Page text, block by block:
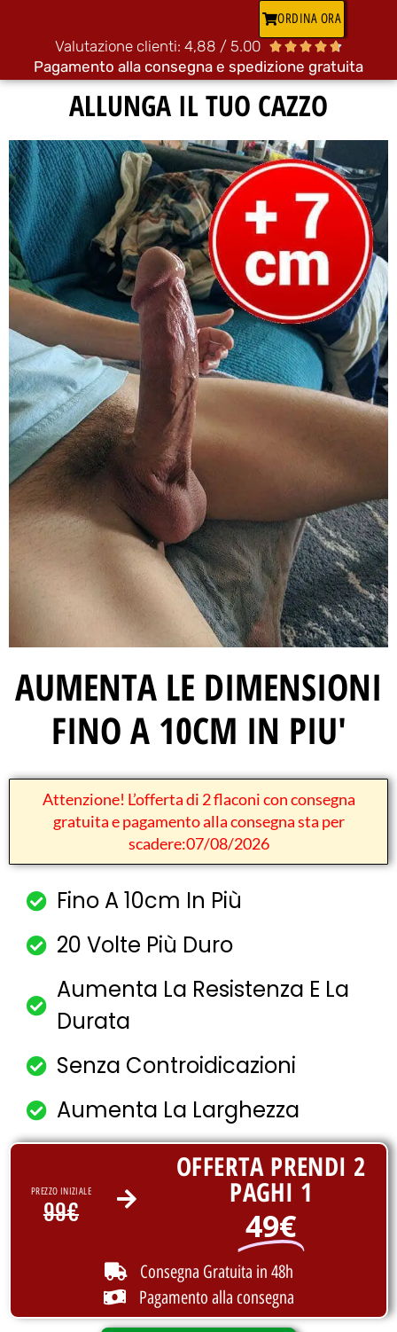
ORDINA ORA
Valutazione clienti: 4,88 / 5.00     
Pagamento alla consegna e spedizione gratuita
ALLUNGA IL TUO CAZZO
AUMENTA LE DIMENSIONI
FINO A 10CM IN PIU'
Attenzione! L’offerta di 2 flaconi con consegna
gratuita e pagamento alla consegna sta per
scadere:07/08/2026
Fino A 10cm In Più
20 Volte Più Duro
Aumenta La Resistenza E La
Durata
Senza Controidicazioni
Aumenta La Larghezza
PREZZO INIZIALE
99€
OFFERTA PRENDI 2
PAGHI 1
49€
Consegna Gratuita in 48h
Pagamento alla consegna